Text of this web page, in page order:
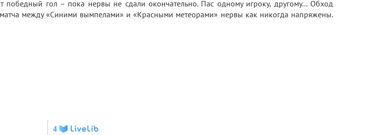
победный гол – пока нервы не сдали окончательно. Пас одному игроку, другому… Обход
между «Синими вымпелами» и «Красными метеорами» нервы как никогда напряжены.
4